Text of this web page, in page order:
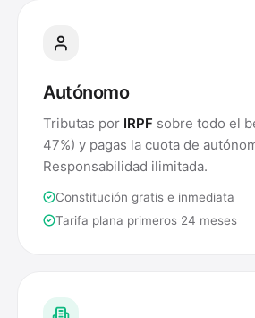
Autónomo
Tributas por IRPF sobre todo el
47%) y pagas la cuota de
Responsabilidad ilimitada.
Constitución gratis e inmediata
Tarifa plana primeros 24 meses